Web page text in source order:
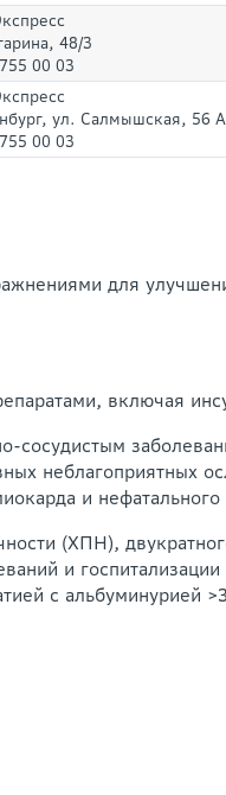
48/3
00 03
ул. Салмышская, 56 А
00 03
для
включая
сосудистым
неблагоприятных
и нефатального
(ХПН),
и
с альбуминурией